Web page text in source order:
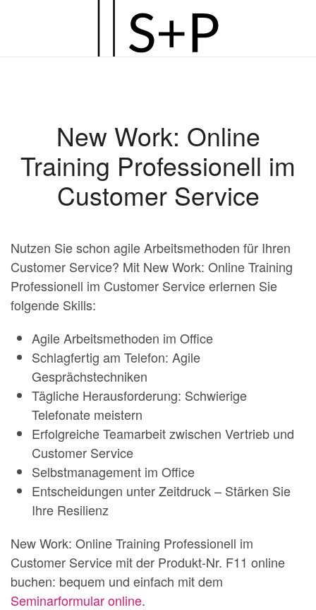
New Work: Online
Training Professionell im
Customer Service
Nutzen Sie schon agile Arbeitsmethoden für Ihren
Customer Service? Mit New Work: Online Training
Professionell im Customer Service erlernen Sie
folgende Skills:
Agile Arbeitsmethoden im Office
Schlagfertig am Telefon: Agile
Gesprächstechniken
Tägliche Herausforderung: Schwierige
Telefonate meistern
Erfolgreiche Teamarbeit zwischen Vertrieb und
Customer Service
Selbstmanagement im Office
Entscheidungen unter Zeitdruck – Stärken Sie
Ihre Resilienz
New Work: Online Training Professionell im
Customer Service mit der Produkt-Nr. F11 online
buchen: bequem und einfach mit dem
Seminarformular online.